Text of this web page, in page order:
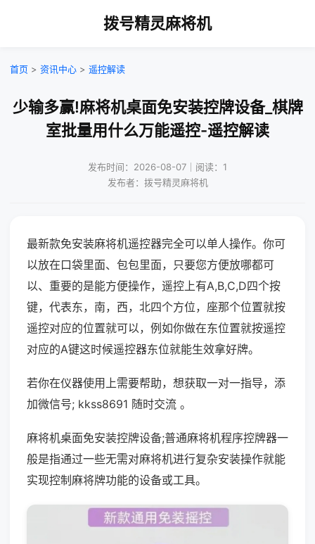
拨号精灵麻将机
首页 > 资讯中心 > 遥控解读
少输多赢!麻将机桌面免安装控牌设备_棋牌
室批量用什么万能遥控-遥控解读
发布时间：2026-08-07｜阅读：1
发布者：拨号精灵麻将机
最新款免安装麻将机遥控器完全可以单人操作。你可
以放在口袋里面、包包里面，只要您方便放哪都可
以、重要的是能方便操作，遥控上有A,B,C,D四个按
键，代表东，南，西，北四个方位，座那个位置就按
遥控对应的位置就可以，例如你做在东位置就按遥控
对应的A键这时候遥控器东位就能生效拿好牌。
若你在仪器使用上需要帮助，想获取一对一指导，添
加微信号; kkss8691 随时交流 。
麻将机桌面免安装控牌设备;普通麻将机程序控牌器一
般是指通过一些无需对麻将机进行复杂安装操作就能
实现控制麻将牌功能的设备或工具。